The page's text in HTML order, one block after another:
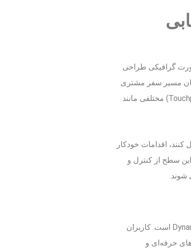
به صورت گرافیکی طراحی
مسیر سفر مشتری
را مرحله‌به‌مرحله تعریف کرد. این ابزار شامل نقاط تماس (Touchpoints) مختلفی مانند
کنند، اقدامات خودکار
این سطح از کنترل و
شوند.
ایمیل مارکتینگ یکی از پرکاربردترین ابزارهای موجود در Dynamics 365 است. کاربران
حرفه‌ای و